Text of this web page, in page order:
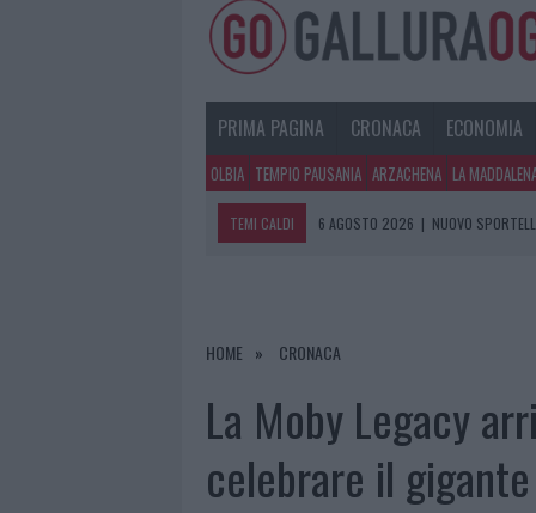
PRIMA PAGINA CRONACA ECONOMIA
OLBIA TEMPIO PAUSANIA ARZACHENA LA
TEMI CALDI 6 AGOSTO 2026 | NUOVO
6 AGOSTO 2026 |
HOME CRONACA
La Moby Legacy
celebrare il